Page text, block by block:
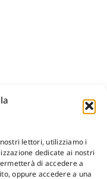
lettori, utilizziamo i
dedicate ai nostri
di accedere a
oppure accedere a una